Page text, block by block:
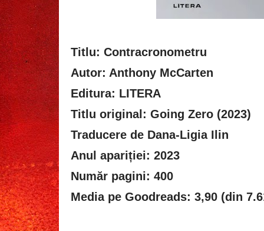
Titlu: Contracronometru
Autor: Anthony McCarten
Editura: LITERA
Titlu original: Going Zero (2023)
Traducere de Dana-Ligia Ilin
Anul apariției: 2023
Număr pagini: 400
Media pe Goodreads: 3,90 (din